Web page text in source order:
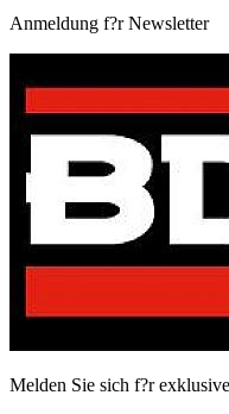
Anmeldung f?r Newsletter
Melden Sie sich f?r